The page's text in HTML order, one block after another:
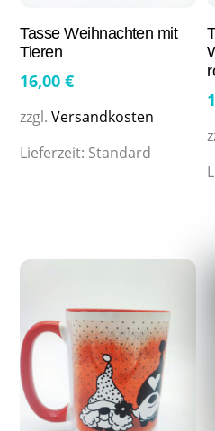
Tasse Weihnachten mit
Tieren
16,00€
zzgl.Versandkosten
Lieferzeit: Standard